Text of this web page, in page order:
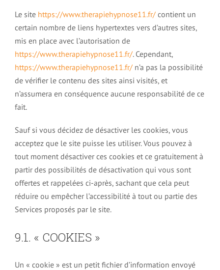
Le site https://www.therapiehypnose11.fr/contient un
certain nombre de liens hypertextes vers d’autres sites,
mis en place avec l’autorisation de
https://www.therapiehypnose11.fr/. Cependant,
https://www.therapiehypnose11.fr/n’a pas la possibilité
de vérifier le contenu des sites ainsi visités, et
n’assumera en conséquence aucune responsabilité de ce
fait.
Sauf si vous décidez de désactiver les cookies, vous
acceptez que le site puisse les utiliser. Vous pouvez à
tout moment désactiver ces cookies et ce gratuitement à
partir des possibilités de désactivation qui vous sont
offertes et rappelées ci-après, sachant que cela peut
réduire ou empêcher l’accessibilité à tout ou partie des
Services proposés par le site.
9.1. « COOKIES »
Un « cookie » est un petit fichier d’information envoyé